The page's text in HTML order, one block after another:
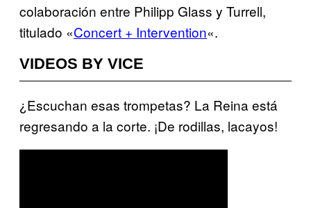
colaboración entre Philipp Glass y Turrell,
titulado «Concert + Intervention«.
VIDEOS BY VICE
¿Escuchan esas trompetas? La Reina está
regresando a la corte. ¡De rodillas, lacayos!